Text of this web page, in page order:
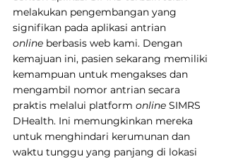
melakukan pengembangan yang
signifikan pada aplikasi antrian
online berbasis web kami. Dengan
kemajuan ini, pasien sekarang memiliki
kemampuan untuk mengakses dan
mengambil nomor antrian secara
praktis melalui platform online SIMRS
DHealth. Ini memungkinkan mereka
untuk menghindari kerumunan dan
waktu tunggu yang panjang di lokasi